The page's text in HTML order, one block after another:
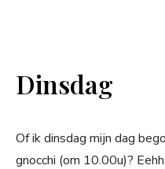
Dinsdag
Of ik dinsdag mijn dag
gnocchi (om 10.00u)?